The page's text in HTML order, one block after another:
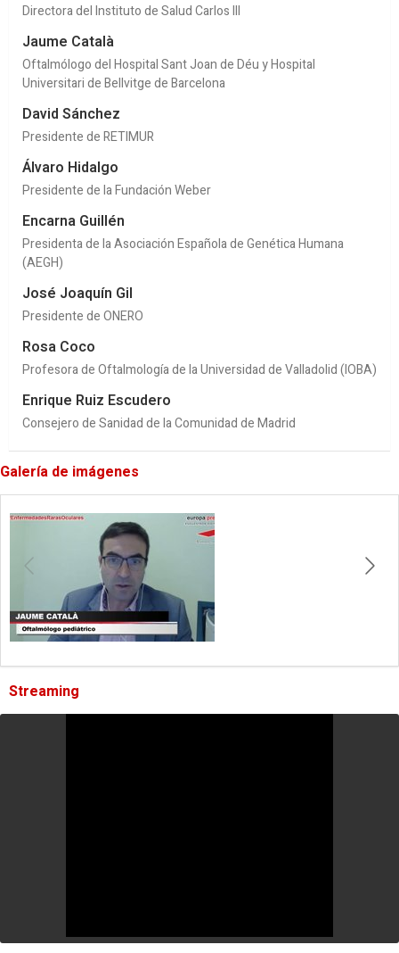
Directora del Instituto de Salud Carlos III
Jaume Català
Oftalmólogo del Hospital Sant Joan de Déu y Hospital
Universitari de Bellvitge de Barcelona
David Sánchez
Presidente de RETIMUR
Álvaro Hidalgo
Presidente de la Fundación Weber
Encarna Guillén
Presidenta de la Asociación Española de Genética Humana
(AEGH)
José Joaquín Gil
Presidente de ONERO
Rosa Coco
Profesora de Oftalmología de la Universidad de Valladolid (IOBA)
Enrique Ruiz Escudero
Consejero de Sanidad de la Comunidad de Madrid
Galería de imágenes
Streaming